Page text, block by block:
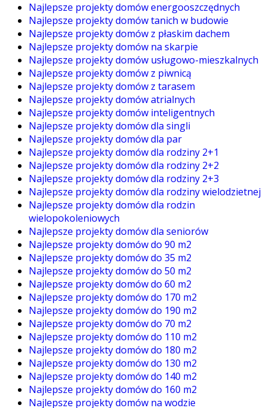
Najlepsze projekty domów energooszczędnych
Najlepsze projekty domów tanich w budowie
Najlepsze projekty domów z płaskim dachem
Najlepsze projekty domów na skarpie
Najlepsze projekty domów usługowo-mieszkalnych
Najlepsze projekty domów z piwnicą
Najlepsze projekty domów z tarasem
Najlepsze projekty domów atrialnych
Najlepsze projekty domów inteligentnych
Najlepsze projekty domów dla singli
Najlepsze projekty domów dla par
Najlepsze projekty domów dla rodziny 2+1
Najlepsze projekty domów dla rodziny 2+2
Najlepsze projekty domów dla rodziny 2+3
Najlepsze projekty domów dla rodziny wielodzietnej
Najlepsze projekty domów dla rodzin
wielopokoleniowych
Najlepsze projekty domów dla seniorów
Najlepsze projekty domów do 90 m2
Najlepsze projekty domów do 35 m2
Najlepsze projekty domów do 50 m2
Najlepsze projekty domów do 60 m2
Najlepsze projekty domów do 170 m2
Najlepsze projekty domów do 190 m2
Najlepsze projekty domów do 70 m2
Najlepsze projekty domów do 110 m2
Najlepsze projekty domów do 180 m2
Najlepsze projekty domów do 130 m2
Najlepsze projekty domów do 140 m2
Najlepsze projekty domów do 160 m2
Najlepsze projekty domów na wodzie